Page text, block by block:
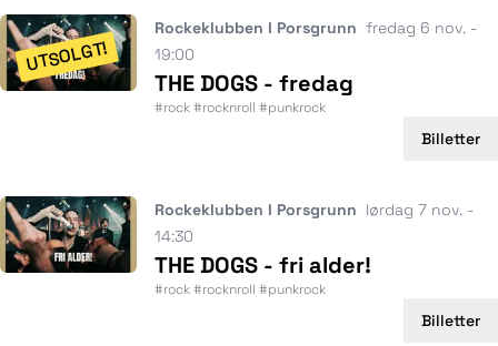
UTSOLGT!
Rockeklubben I Porsgrunn fredag 6 nov. -
19:00
THE DOGS - fredag
#rock #rocknroll #punkrock
Billetter
Rockeklubben I Porsgrunn lørdag 7 nov. -
14:30
THE DOGS - fri alder!
#rock #rocknroll #punkrock
Billetter